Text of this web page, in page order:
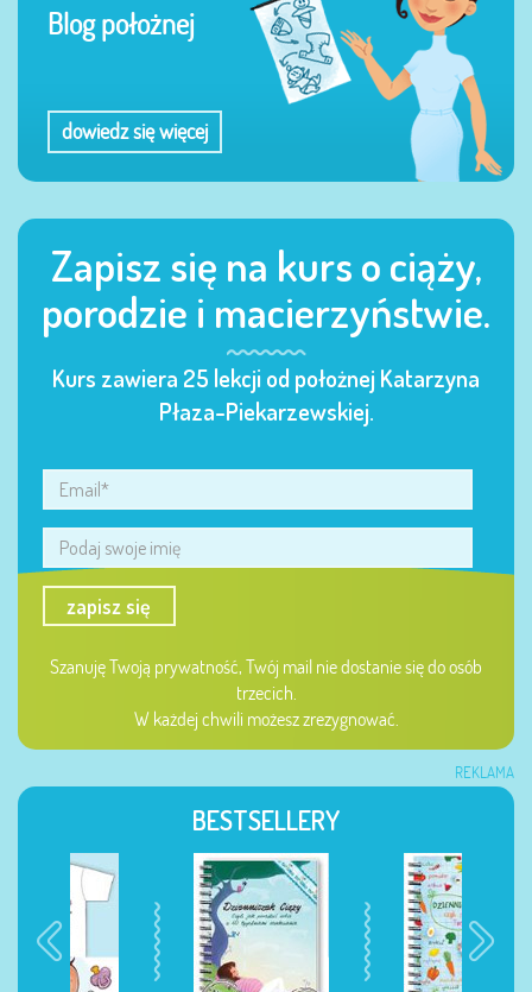
Blog położnej
dowiedz się więcej
Zapisz się na kurs o ciąży,
porodzie i macierzyństwie.
Kurs zawiera 25 lekcji od położnej Katarzyna
Płaza-Piekarzewskiej.
zapisz się
Szanuję Twoją prywatność, Twój mail nie dostanie się do osób
trzecich.
W każdej chwili możesz zrezygnować.
REKLAMA
BESTSELLERY